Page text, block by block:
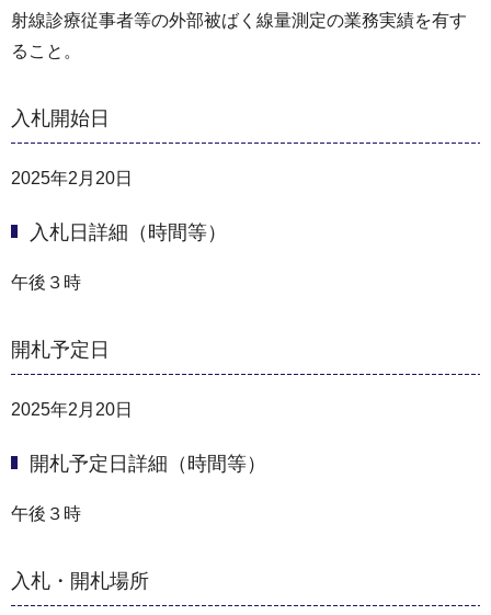
射線診療従事者等の外部被ばく線量測定の業務実績を有す
ること。
入札開始日
2025年2月20日
入札日詳細（時間等）
午後３時
開札予定日
2025年2月20日
開札予定日詳細（時間等）
午後３時
入札・開札場所